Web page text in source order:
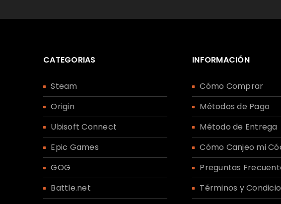
Recuérdame
ACCEDER
CATEGORIAS
Steam
Origin
Ubisoft Connect
Epic Games
GOG
Battle.net
INFORMACIÓN
Cómo Comprar
Métodos de Pago
Método de Entrega
Cómo Canjeo mi
Preguntas
Términos y